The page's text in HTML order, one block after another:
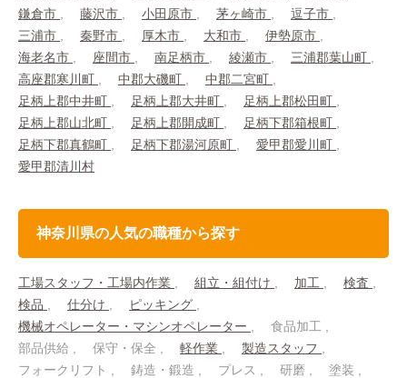
鎌倉市
藤沢市 小田原市 茅ヶ崎市
逗子市
三浦市
秦野市 厚木市 大和市
伊勢原市
海老名市
座間市 南足柄市 綾瀬市
三浦郡葉山町
高座郡寒川町
中郡大磯町
中郡二宮町
足柄上郡中井町
足柄上郡大井町
足柄上郡松田町
足柄上郡山北町
足柄上郡開成町
足柄下郡箱根町
足柄下郡真鶴町
足柄下郡湯河原町
愛甲郡愛川町
愛甲郡清川村
神奈川県の人気の職種から探す
工場スタッフ・工場内作業 組立・組付け 加工
検査
検品
仕分け
ピッキング
機械オペレーター・マシンオペレーター
食品加工
部品供給
保守・保全 軽作業
製造スタッフ
フォークリフト
鋳造・鍛造 プレス 研磨
塗装